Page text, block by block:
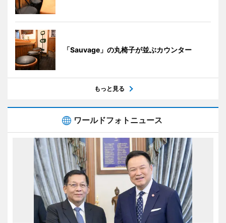
「Sauvage」の丸椅子が並ぶカウンター
もっと見る
ワールドフォトニュース